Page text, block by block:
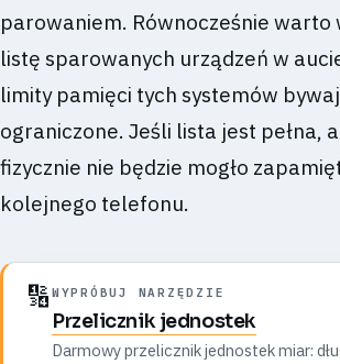
parowaniem. Równocześnie warto
listę sparowanych urządzeń w
limity pamięci tych systemów
ograniczone. Jeśli lista jest pełna,
fizycznie nie będzie mogło
kolejnego telefonu.
🔢 WYPRÓBUJ NARZĘDZIE
Przelicznik jednostek
Darmowy przelicznik jednostek miar: